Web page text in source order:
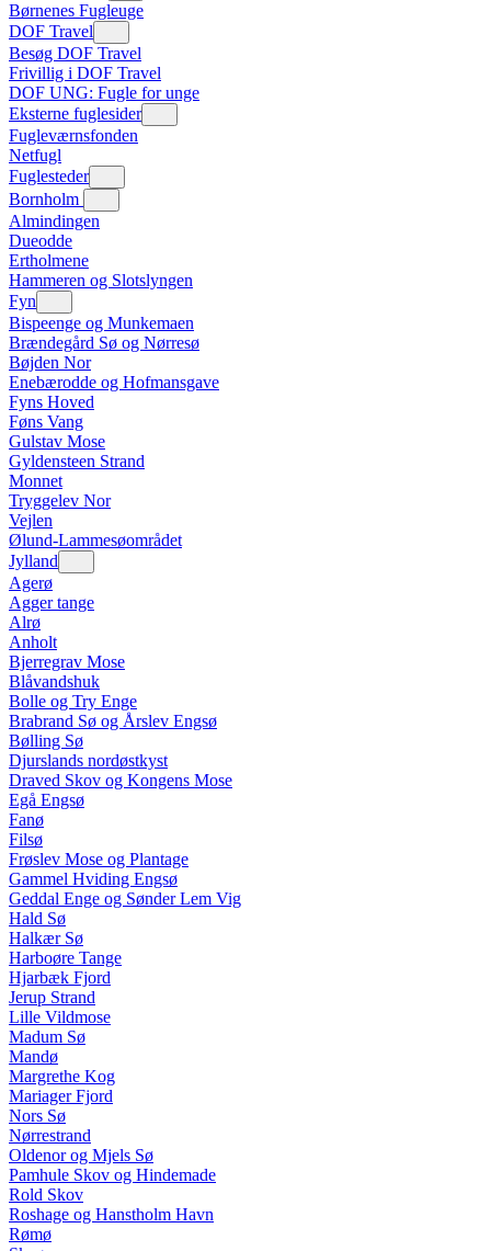
Børnenes Fugleuge
DOF Travel
Besøg DOF Travel
Frivillig i DOF Travel
DOF UNG: Fugle for unge
Eksterne fuglesider
Fugleværnsfonden
Netfugl
Fuglesteder
Bornholm
Almindingen
Dueodde
Ertholmene
Hammeren og Slotslyngen
Fyn
Bispeenge og Munkemaen
Brændegård Sø og Nørresø
Bøjden Nor
Enebærodde og Hofmansgave
Fyns Hoved
Føns Vang
Gulstav Mose
Gyldensteen Strand
Monnet
Tryggelev Nor
Vejlen
Ølund-Lammesøområdet
Jylland
Agerø
Agger tange
Alrø
Anholt
Bjerregrav Mose
Blåvandshuk
Bolle og Try Enge
Brabrand Sø og Årslev Engsø
Bølling Sø
Djurslands nordøstkyst
Draved Skov og Kongens Mose
Egå Engsø
Fanø
Filsø
Frøslev Mose og Plantage
Gammel Hviding Engsø
Geddal Enge og Sønder Lem Vig
Hald Sø
Halkær Sø
Harboøre Tange
Hjarbæk Fjord
Jerup Strand
Lille Vildmose
Madum Sø
Mandø
Margrethe Kog
Mariager Fjord
Nors Sø
Nørrestrand
Oldenor og Mjels Sø
Pamhule Skov og Hindemade
Rold Skov
Roshage og Hanstholm Havn
Rømø